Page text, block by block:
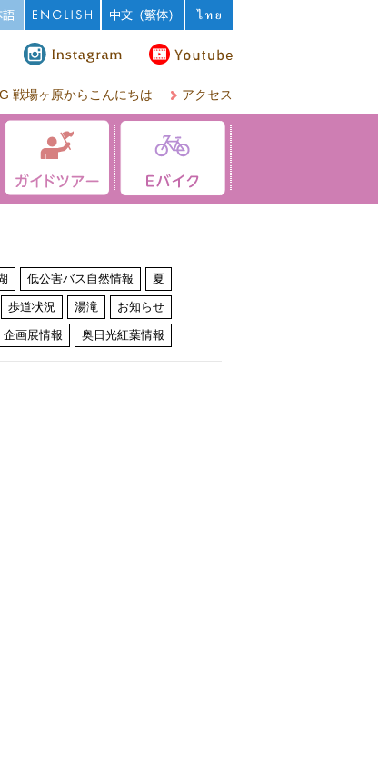
戦場ヶ原からこんにちは アクセス
低公害バス自然情報 夏
歩道状況 湯滝 お知らせ
企画展情報 奥日光紅葉情報